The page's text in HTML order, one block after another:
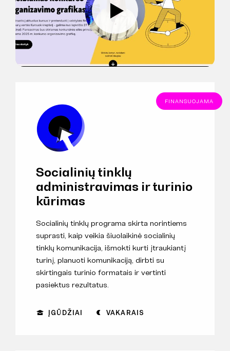
FINANSUOJAMA
Socialinių tinklų
administravimas ir turinio
kūrimas
Socialinių tinklų programa skirta norintiems
suprasti, kaip veikia šiuolaikinė socialinių
tinklų komunikacija, išmokti kurti įtraukiantį
turinį, planuoti komunikaciją, dirbti su
skirtingais turinio formatais ir vertinti
pasiektus rezultatus.
ĮGŪDŽIAI VAKARAIS